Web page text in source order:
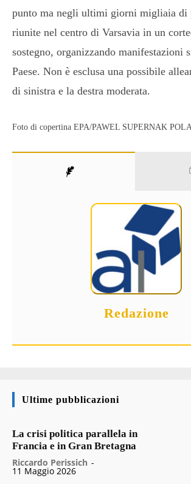
punto ma negli ultimi giorni migliaia di
riunite nel centro di Varsavia in un
sostegno, organizzando
Paese. Non è esclusa una possibile
di sinistra e la destra moderata.
Foto di copertina EPA/PAWEL SUPERNAK
Redazione
Ultime pubblicazioni
La crisi politica parallela in
Francia e in Gran Bretagna
Riccardo Perissich -
11 Maggio 2026